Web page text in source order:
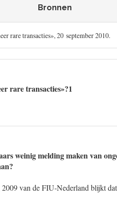
Bronnen
rare transacties», 20 september 2010.
rare transacties»?1
weinig melding maken van
van de FIU-Nederland blijkt